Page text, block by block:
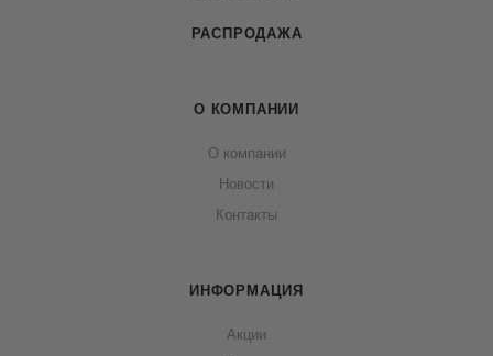
РАСПРОДАЖА
О КОМПАНИИ
О компании
Новости
Контакты
ИНФОРМАЦИЯ
Акции